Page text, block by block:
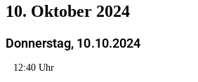
10. Oktober 2024
Donnerstag, 10.10.2024
12:40 Uhr